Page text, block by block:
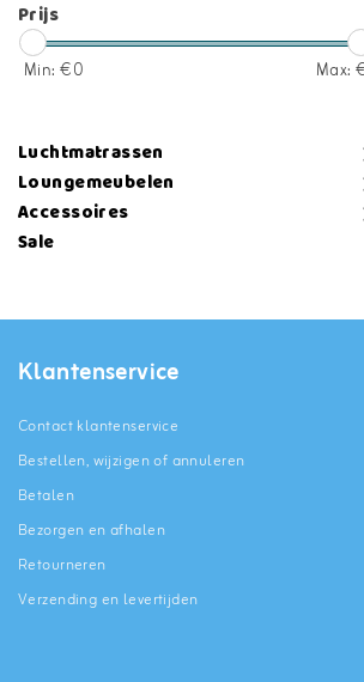
Prijs
Min: €0 Max:
Luchtmatrassen
Loungemeubelen
Accessoires
Sale
Klantenservice
Contact klantenservice
Bestellen, wijzigen of annuleren
Betalen
Bezorgen en afhalen
Retourneren
Verzending en levertijden